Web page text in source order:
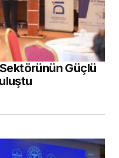
Güçlü